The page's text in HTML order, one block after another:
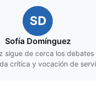
SD
Sofía Domínguez
sigue de cerca los debates
crítica y vocación de